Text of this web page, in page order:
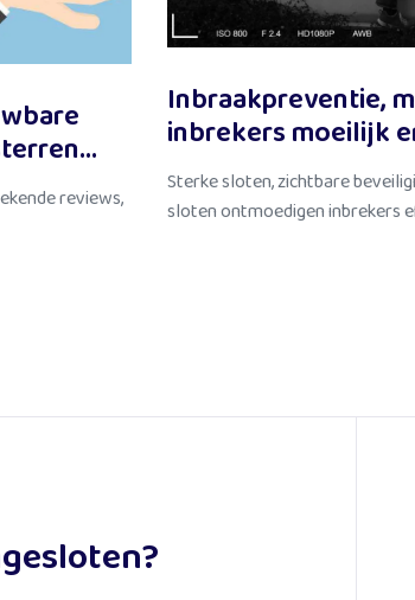
reviews,
Inbraakpreventie,
inbrekers moeilijk
Sterke sloten, zichtbare
sloten ontmoedigen inbrekers